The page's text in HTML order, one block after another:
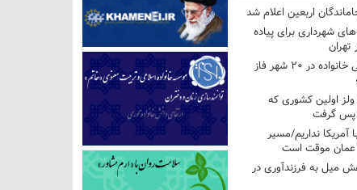
اربعین اعلام شد
شهرداری برای پیاده
تهران
آغاز برنامه ملی پزشکی خانواده در ۲۰ شهر فاز
ولز اولین کشوری که
پس گرفت
آمریکا نداریم/مسیر
عمان موقت است
میل به فرزندآوری در